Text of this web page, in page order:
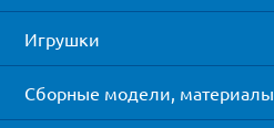
Игрушки
Сборные модели, материалы